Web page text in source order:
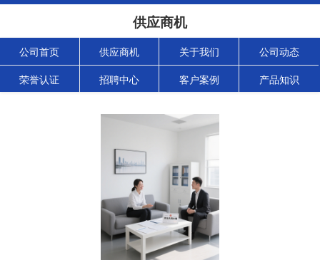
供应商机
公司首页 供应商机 关于我们 公司动态
荣誉认证 招聘中心 客户案例 产品知识